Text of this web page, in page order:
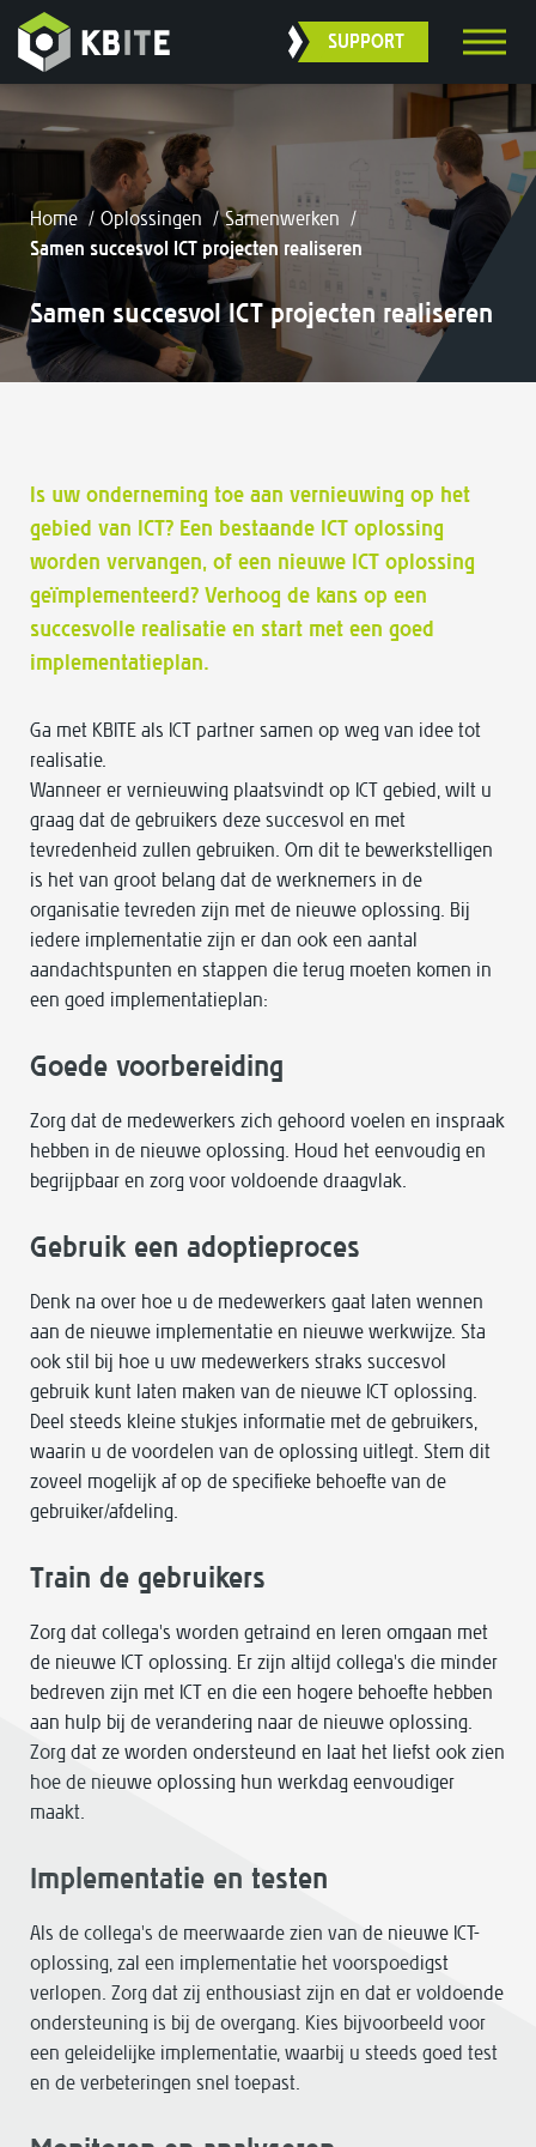
SUPPORT
Home / Oplossingen / Samenwerken /
Samen succesvol ICT projecten realiseren
Samen succesvol ICT projecten realiseren
Is uw onderneming toe aan vernieuwing op het
gebied van ICT? Een bestaande ICT oplossing
worden vervangen, of een nieuwe ICT oplossing
geïmplementeerd? Verhoog de kans op een
succesvolle realisatie en start met een goed
implementatieplan.
Ga met KBITE als ICT partner samen op weg van idee tot
realisatie.
Wanneer er vernieuwing plaatsvindt op ICT gebied, wilt u
graag dat de gebruikers deze succesvol en met
tevredenheid zullen gebruiken. Om dit te bewerkstelligen
is het van groot belang dat de werknemers in de
organisatie tevreden zijn met de nieuwe oplossing. Bij
iedere implementatie zijn er dan ook een aantal
aandachtspunten en stappen die terug moeten komen in
een goed implementatieplan:
Goede voorbereiding
Zorg dat de medewerkers zich gehoord voelen en inspraak
hebben in de nieuwe oplossing. Houd het eenvoudig en
begrijpbaar en zorg voor voldoende draagvlak.
Gebruik een adoptieproces
Denk na over hoe u de medewerkers gaat laten wennen
aan de nieuwe implementatie en nieuwe werkwijze. Sta
ook stil bij hoe u uw medewerkers straks succesvol
gebruik kunt laten maken van de nieuwe ICT oplossing.
Deel steeds kleine stukjes informatie met de gebruikers,
waarin u de voordelen van de oplossing uitlegt. Stem dit
zoveel mogelijk af op de specifieke behoefte van de
gebruiker/afdeling.
Train de gebruikers
Zorg dat collega's worden getraind en leren omgaan met
de nieuwe ICT oplossing. Er zijn altijd collega's die minder
bedreven zijn met ICT en die een hogere behoefte hebben
aan hulp bij de verandering naar de nieuwe oplossing.
Zorg dat ze worden ondersteund en laat het liefst ook zien
hoe de nieuwe oplossing hun werkdag eenvoudiger
maakt.
Implementatie en testen
Als de collega's de meerwaarde zien van de nieuwe ICT-
oplossing, zal een implementatie het voorspoedigst
verlopen. Zorg dat zij enthousiast zijn en dat er voldoende
ondersteuning is bij de overgang. Kies bijvoorbeeld voor
een geleidelijke implementatie, waarbij u steeds goed test
en de verbeteringen snel toepast.